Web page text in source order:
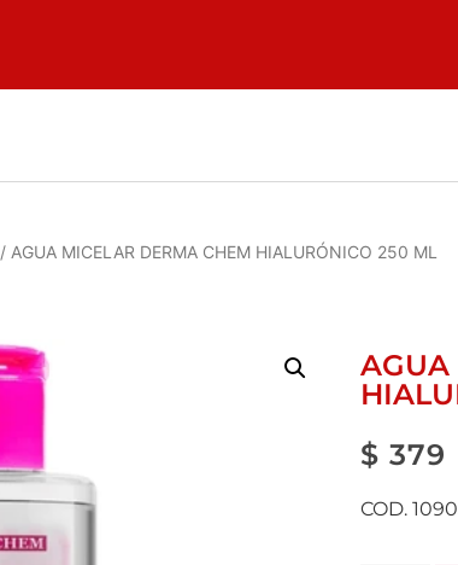
/ AGUA MICELAR DERMA CHEM HIALURÓNICO 250 ML
AGUA
$ 379
COD.